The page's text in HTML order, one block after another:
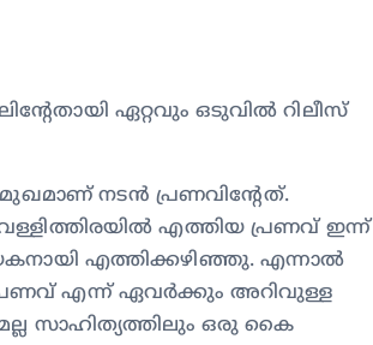
ഏറ്റവും ഒടുവിൽ റിലീസ്
നടൻ പ്രണവിന്റേത്.
എത്തിയ പ്രണവ് ഇന്ന്
എത്തിക്കഴിഞ്ഞു. എന്നാൽ
എന്ന് ഏവർക്കും അറിവുള്ള
സാഹിത്യത്തിലും ഒരു കൈ